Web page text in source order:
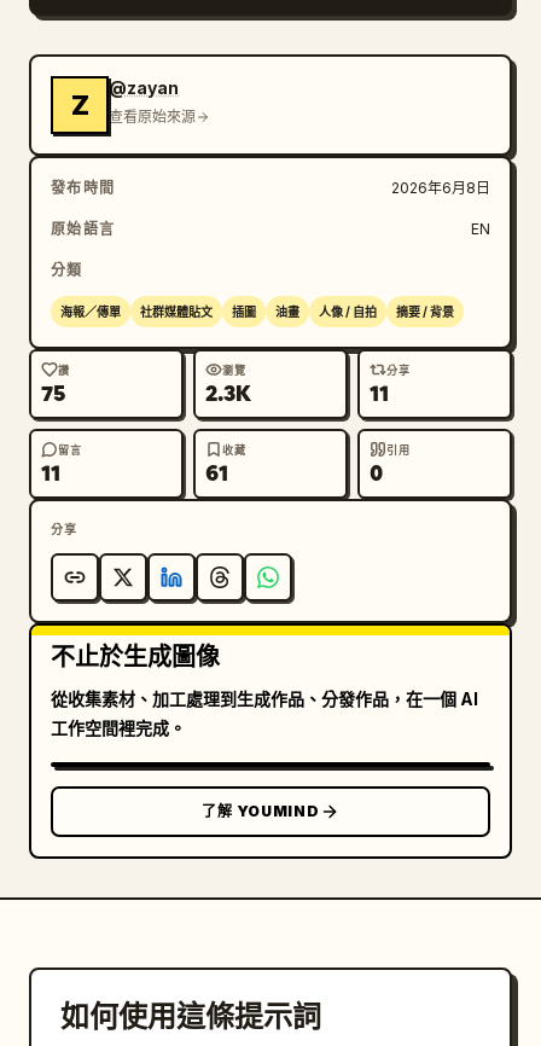
Z
@zayan
查看原始來源
發布時間 2026年6月8日
原始語言 EN
分類
海報／傳單 社群媒體貼文 插圖 油畫 人像 / 自拍 摘要 / 背景
讚
75
瀏覽
2.3K
分享
11
留言
11
收藏
61
引用
0
分享
不止於生成圖像
從收集素材、加工處理到生成作品、分發作品，在一個 AI
工作空間裡完成。
了解 YOUMIND
如何使用這條提示詞